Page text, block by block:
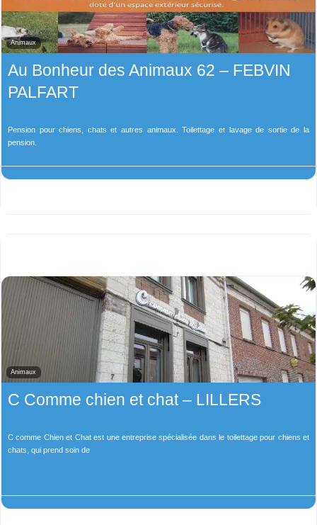
Animaux
Au Bonheur des Animaux 62 – FEBVIN
PALFART
Pension pour chiens, chats et autres animaux. Toilettage et lavage de sortie de la
pension.
Animaux
C Comme chien et chat – LILLERS
C comme Chien et Chat est une entreprise spécialisée dans le toilettage pour chiens et
chats, qui prend soin de